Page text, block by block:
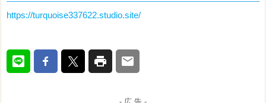
https://turquoise337622.studio.site/